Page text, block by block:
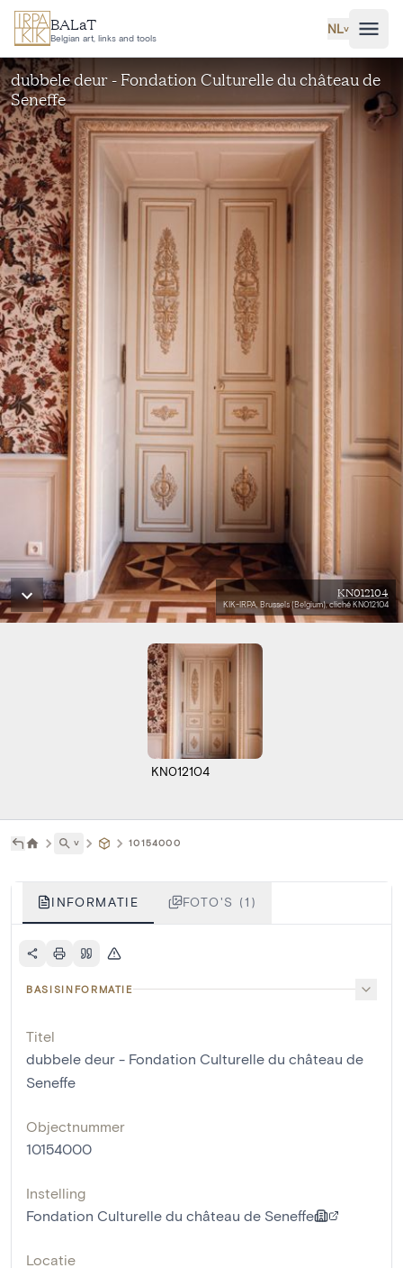
Ga naar hoofdinhoud
BALaT
Belgian art, links and tools
NL˅
dubbele deur - Fondation Culturelle du château de
Seneffe
KN012104
KIK-IRPA, Brussels (Belgium), cliché KN012104
KN012104
˅ 10154000
INFORMATIE FOTO'S (1)
BASISINFORMATIE
Titel
dubbele deur - Fondation Culturelle du château de
Seneffe
Objectnummer
10154000
Instelling
Fondation Culturelle du château de Seneffe
Locatie